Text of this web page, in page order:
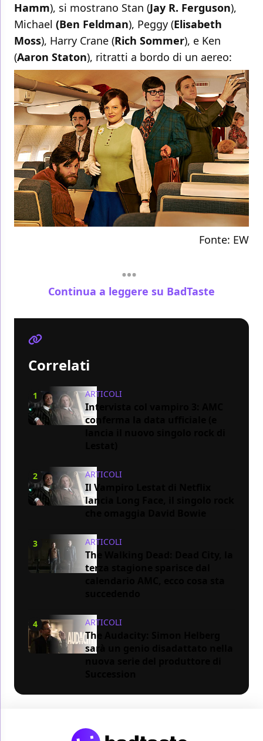
Hamm), si mostrano Stan (Jay R. Ferguson),
Michael (Ben Feldman), Peggy (Elisabeth
Moss), Harry Crane (Rich Sommer), e Ken
(Aaron Staton), ritratti a bordo di un aereo:
Fonte: EW
Continua a leggere su BadTaste
Correlati
1 ARTICOLI
Intervista col vampiro 3: AMC
conferma la data ufficiale (e
2 ARTICOLI
Il Vampiro Lestat di Netflix
lancia Long Face, il singolo rock
3 ARTICOLI
The Walking Dead: Dead City, la
terza stagione sparisce dal
4 ARTICOLI
The Audacity: Simon Helberg
sarà un genio disadattato nella